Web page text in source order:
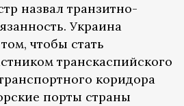
назвал транзитно-
Украина
чтобы стать
транскаспийского
коридора
порты страны